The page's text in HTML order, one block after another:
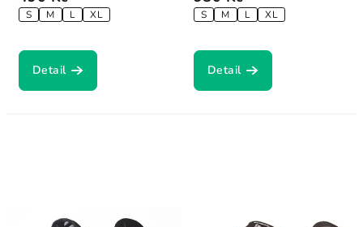
S M L XL
Detail
S M L XL
Detail